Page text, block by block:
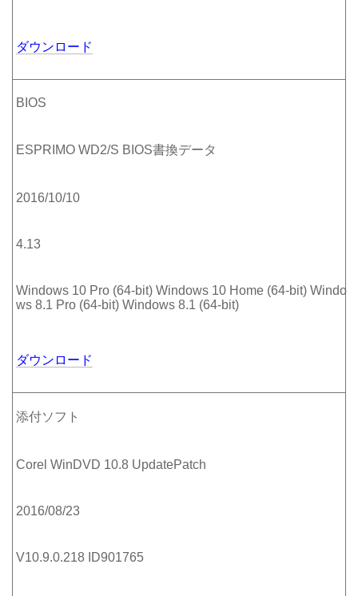
ダウンロード
BIOS
ESPRIMO WD2/S BIOS書換データ
2016/10/10
4.13
Windows 10 Pro (64-bit) Windows 10 Home (64-bit) Windo
ws 8.1 Pro (64-bit) Windows 8.1 (64-bit)
ダウンロード
添付ソフト
Corel WinDVD 10.8 UpdatePatch
2016/08/23
V10.9.0.218 ID901765